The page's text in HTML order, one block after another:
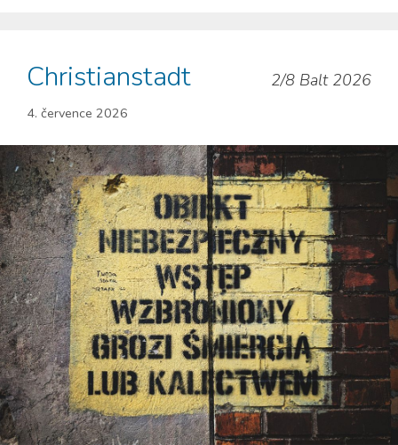
Christianstadt 2/8 Balt 2026
4. července 2026